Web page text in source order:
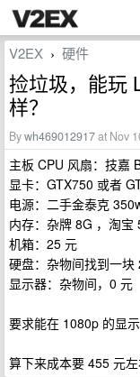
V2EX › 硬件
捡垃圾，能玩
样？
Bywh469012917at Nov
主板 CPU 风扇：技嘉
显卡：GTX750 或者
电源：二手金泰克
内存：杂牌 8G ，淘宝
机箱：25 元
硬盘：杂物间找到一块
显示器：杂物间，0 元
要求能在 1080p 的显
算下来成本要 455 元